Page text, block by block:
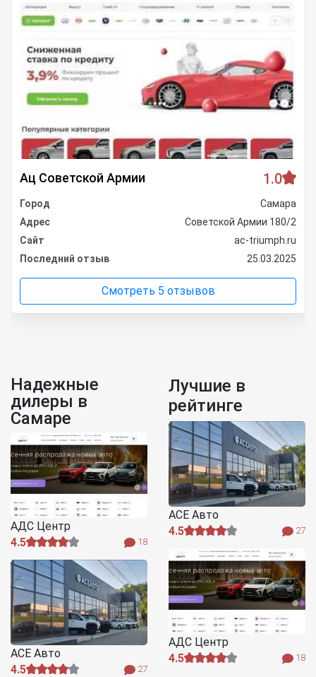
Ац Советской Армии 1.0
Город
Самара
Адрес
Советской Армии 180/2
Сайт
ac-triumph.ru
Последний отзыв
25.03.2025
Смотреть 5 отзывов
Надежные
дилеры в
Самаре
АДС Центр
4.5
18
АСЕ Авто
4.5
27
Лучшие в
рейтинге
АСЕ Авто
4.5
27
АДС Центр
4.5
18